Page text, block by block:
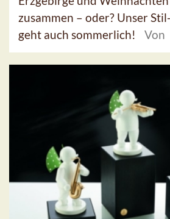
zusammen – oder? Unser
geht auch sommerlich!
Von